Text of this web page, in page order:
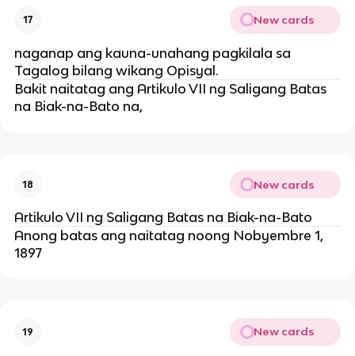
17 New cards
naganap ang kauna-unahang pagkilala sa
Tagalog bilang wikang Opisyal.
Bakit naitatag ang Artikulo VII ng Saligang Batas
na Biak-na-Bato na,
18 New cards
Artikulo VII ng Saligang Batas na Biak-na-Bato
Anong batas ang naitatag noong Nobyembre 1,
1897
19 New cards